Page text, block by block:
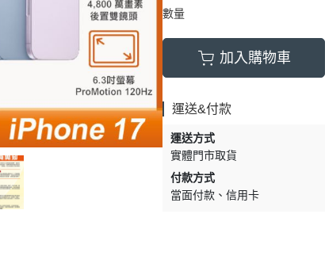
數量
加入購物車
運送&付款
運送方式
實體門市取貨
付款方式
當面付款
信用卡